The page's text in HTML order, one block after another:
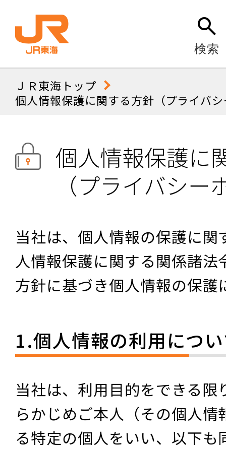
検索
ＪＲ東海トップ
個人情報保護に関する方針（プライバ
個人情報保護に
（プライバシー
当社は、個人情報の保護に
人情報保護に関する関係諸
方針に基づき個人情報の保護
1.個人情報の利用につ
当社は、利用目的をできる限
らかじめご本人（その個人
る特定の個人をいい、以下も